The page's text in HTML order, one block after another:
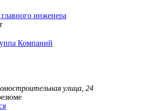
главного инженера
Компаний
улица, 24